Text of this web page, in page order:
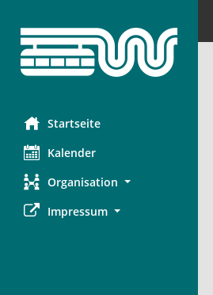
Startseite
Kalender
Organisation
Impressum